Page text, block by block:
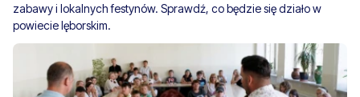
zabawy i lokalnych festynów. Sprawdź, co będzie się działo w
powiecie lęborskim.